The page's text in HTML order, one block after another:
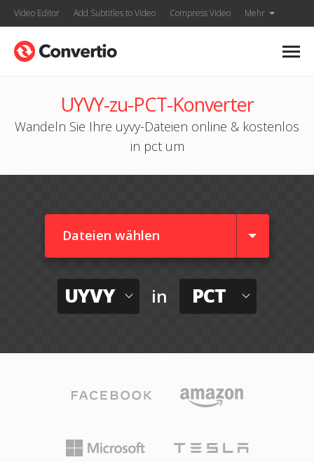
Video Editor Add Subtitles to Video Compress Video Mehr
UYVY-zu-PCT-Konverter
Wandeln Sie Ihre uyvy-Dateien online & kostenlos
in pct um
Dateien wählen
UYVY in PCT